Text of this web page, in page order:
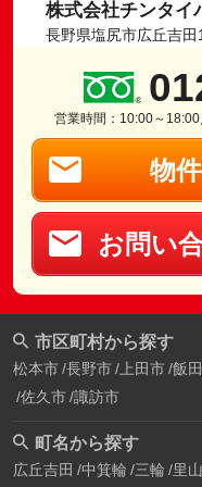
株式会社チンタイ
長野県塩尻市広丘吉田
営業時間：10:00～
物
お問い
市区町村から探す
松本市 長野市 上田市 飯
佐久市 諏訪市
町名から探す
広丘吉田 中箕輪 三輪 里